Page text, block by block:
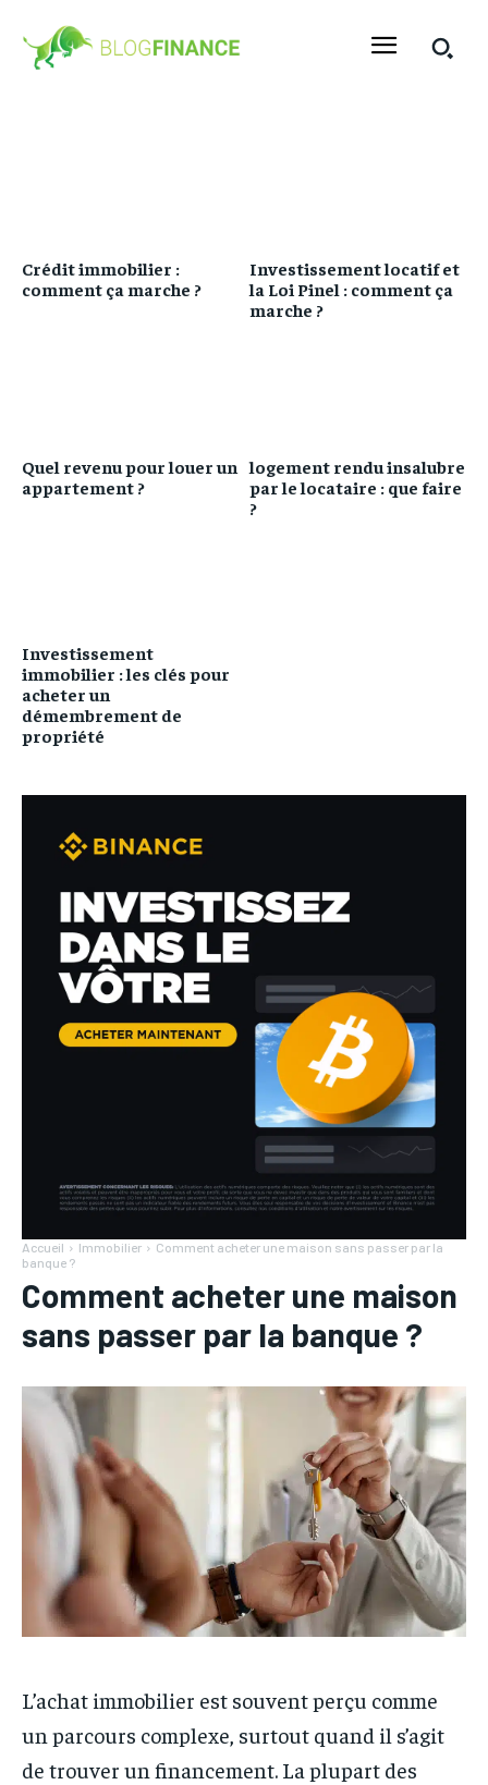
Crédit immobilier :
comment ça marche ?
Investissement locatif et
la Loi Pinel : comment ça
marche ?
Quel revenu pour louer un
appartement ?
logement rendu insalubre
par le locataire : que faire
?
Investissement
immobilier : les clés pour
acheter un
démembrement de
propriété
Accueil Immobilier
Comment acheter une maison sans passer par la
banque ?
Comment acheter une maison
sans passer par la banque ?
L’achat immobilier est souvent perçu comme
un parcours complexe, surtout quand il s’agit
de trouver un financement. La plupart des